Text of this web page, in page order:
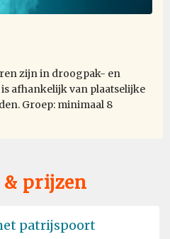
zijn in droogpak- en
afhankelijk van plaatselijke
Groep: minimaal 8
prijzen
patrijspoort